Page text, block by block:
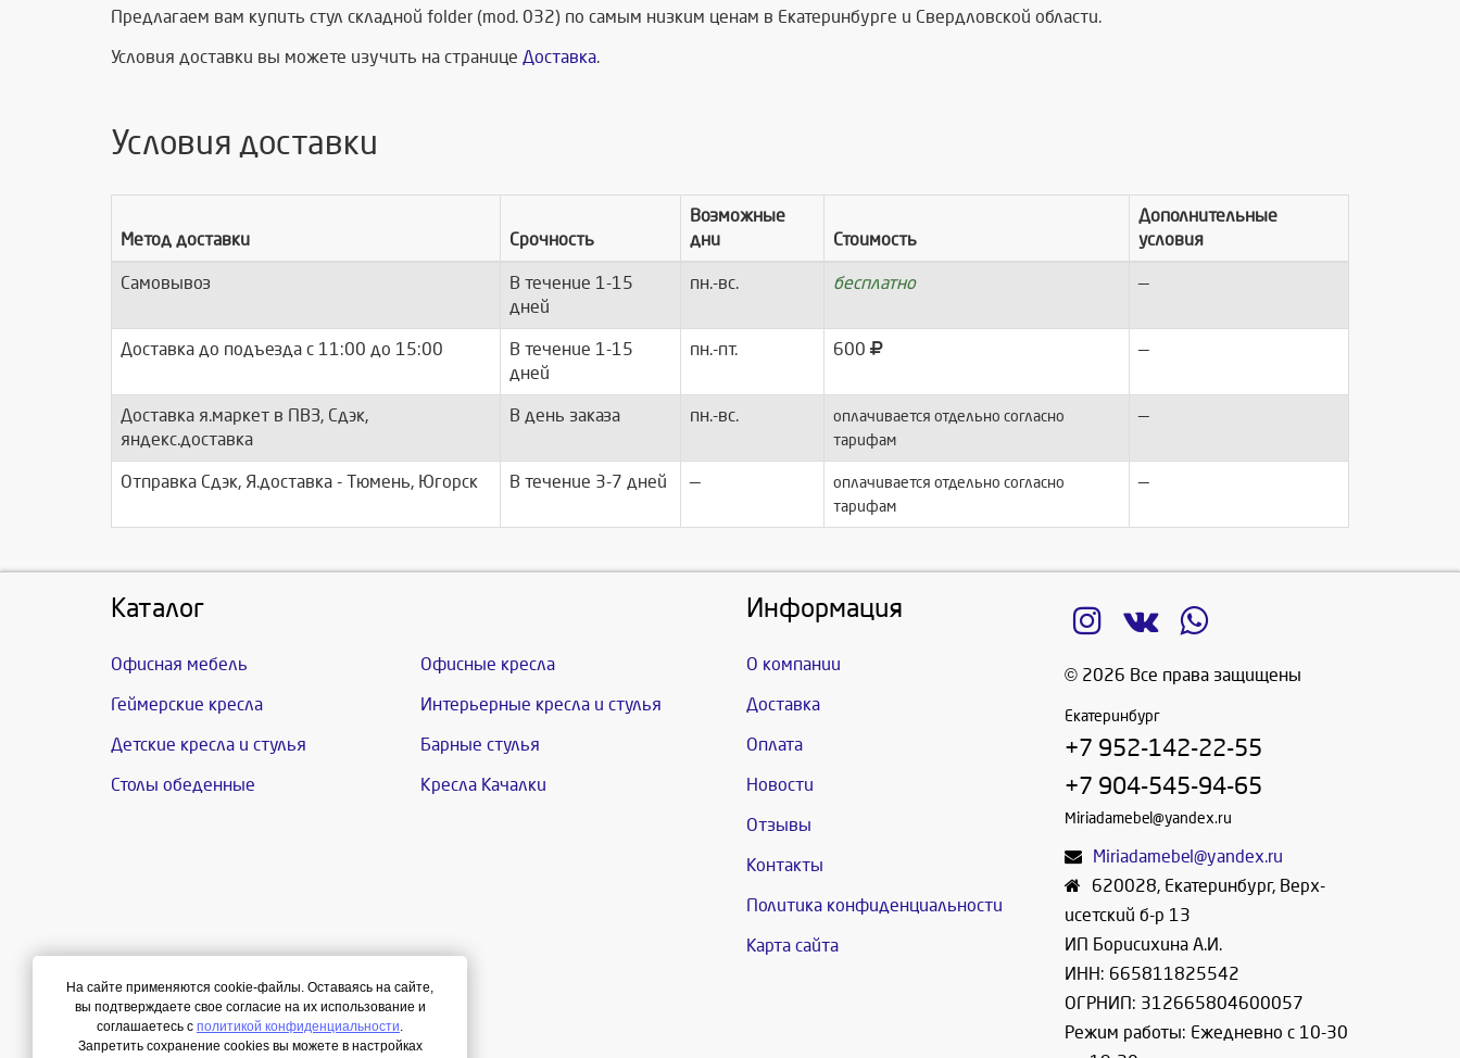
Предлагаем вам купить стул складной folder (mod. 032) по самым низким ценам в Екатеринбурге и Свердловской области.
Условия доставки вы можете изучить на странице Доставка.
Условия доставки
Метод доставки Срочность
Возможные
дни
Стоимость
Дополнительные
условия
Самовывоз
В течение 1-15
дней
пн.-вс. бесплатно —
Доставка до подъезда c 11:00 до 15:00
В течение 1-15
дней
пн.-пт. 600 —
Доставка я.маркет в ПВЗ, Сдэк,
яндекс.доставка
В день заказа пн.-вс.
оплачивается отдельно согласно
тарифам
—
Отправка Сдэк, Я.доставка - Тюмень, Югорск В течение 3-7 дней —
оплачивается отдельно согласно
тарифам
—
Каталог
Офисная мебель Офисные кресла
Геймерские кресла Интерьерные кресла и стулья
Детские кресла и стулья Барные стулья
Столы обеденные Кресла Качалки
Информация
О компании
Доставка
Оплата
Новости
Отзывы
Контакты
Политика конфиденциальности
Карта сайта
© 2026 Все права защищены
Екатеринбург
+7 952-142-22-55
+7 904-545-94-65
Miriadamebel@yandex.ru
Miriadamebel@yandex.ru
620028, Екатеринбург, Верх-
исетский б-р 13
ИП Борисихина А.И.
ИНН: 665811825542
ОГРНИП: 312665804600057
Режим работы: Ежедневно с 10-30
На сайте применяются cookie-файлы. Оставаясь на сайте,
вы подтверждаете свое согласие на их использование и
соглашаетесь с политикой конфиденциальности.
Запретить сохранение cookies вы можете в настройках